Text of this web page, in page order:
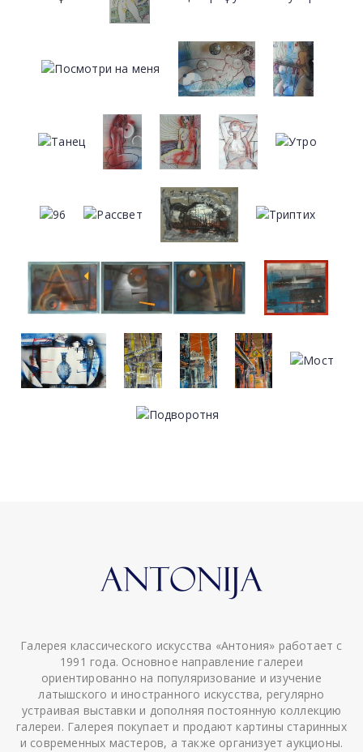
Галерея классического искусства «Антония» работает с
1991 года. Основное направление галереи
ориентированно на популяризование и изучение
латышского и иностранного искусства, регулярно
устраивая выставки и дополняя постоянную коллекцию
галереи. Галерея покупает и продают картины старинных
и современных мастеров, а также организует аукционы.